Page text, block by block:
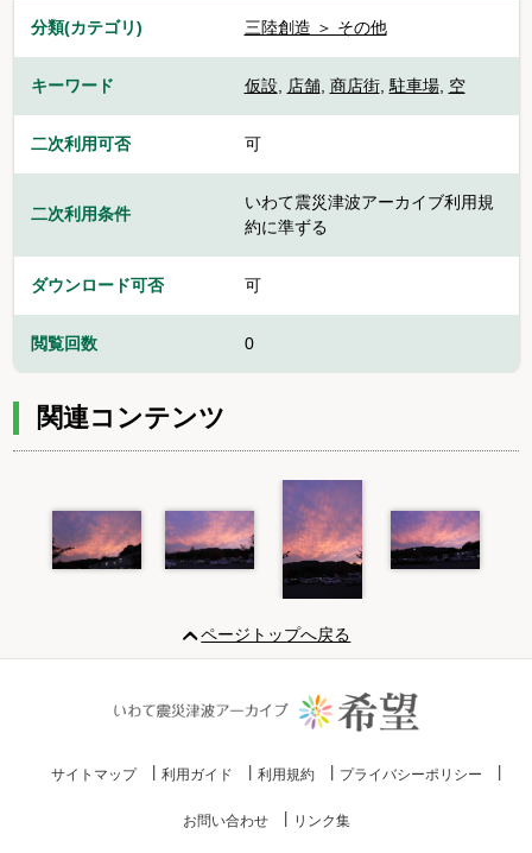
分類(カテゴリ) 三陸創造 ＞ その他
キーワード 仮設, 店舗, 商店街,駐車場, 空
二次利用可否 可
二次利用条件
いわて震災津波アーカイブ利用規
約に準ずる
ダウンロード可否 可
閲覧回数 0
関連コンテンツ
4
ページトップへ戻る
サイトマップ 利用ガイド 利用規約 プライバシーポリシー
お問い合わせ リンク集